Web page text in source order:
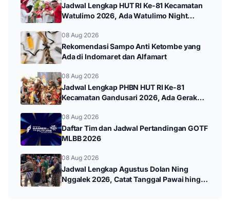
Jadwal Lengkap HUT RI Ke-81 Kecamatan
Watulimo 2026, Ada Watulimo Night
08 Aug 2026
Rekomendasi Sampo Anti Ketombe yang
Ada di Indomaret dan Alfamart
08 Aug 2026
Jadwal Lengkap PHBN HUT RI Ke-81
Kecamatan Gandusari 2026, Ada Gerak
08 Aug 2026
Daftar Tim dan Jadwal Pertandingan GOTF
MLBB 2026
08 Aug 2026
Jadwal Lengkap Agustus Dolan Ning
Nggalek 2026, Catat Tanggal Pawai hingga